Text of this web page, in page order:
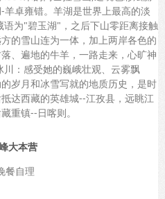
卓雍错。羊湖是世界上最高的淡
为"碧玉湖"，之后下山零距离接触
的雪山连为一体，加上两岸各色的
、遍地的牛羊，一路走来，心旷神
：感受她的巍峨壮观、云雾飘
岁月和冰雪写就的地质历史，是时
达西藏的英雄城--江孜县，远眺江
重镇--日喀则。
大本营
餐自理